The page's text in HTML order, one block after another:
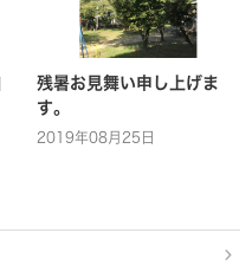
残暑お見舞い申し上げま
す。
2019年08月25日